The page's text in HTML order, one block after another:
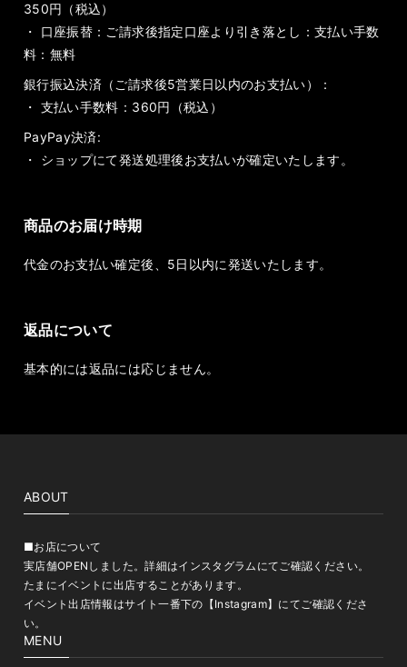
350円（税込）
・ 口座振替：ご請求後指定口座より引き落とし：支払い手数
料：無料
銀行振込決済（ご請求後5営業日以内のお支払い）：
・ 支払い手数料：360円（税込）
PayPay決済:
・ ショップにて発送処理後お支払いが確定いたします。
商品のお届け時期
代金のお支払い確定後、5日以内に発送いたします。
返品について
基本的には返品には応じません。
ABOUT
■お店について
実店舗OPENしました。詳細はインスタグラムにてご確認ください。
たまにイベントに出店することがあります。
イベント出店情報はサイト一番下の【Instagram】にてご確認くださ
い。
MENU